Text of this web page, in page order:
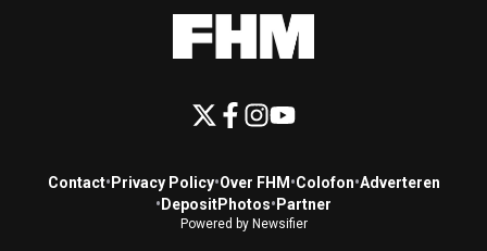
Contact• Privacy Policy•Over FHM •Colofon•Adverteren
• DepositPhotos• Partner
Powered by Newsifier